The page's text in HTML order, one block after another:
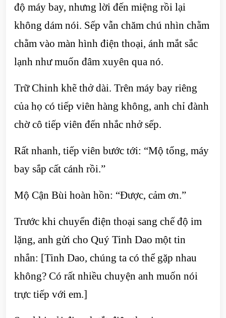
độ máy bay, nhưng lời đến miệng rồi lại
không dám nói. Sếp vẫn chăm chú nhìn chằm
chằm vào màn hình điện thoại, ánh mắt sắc
lạnh như muốn đâm xuyên qua nó.
Trữ Chinh khẽ thở dài. Trên máy bay riêng
của họ có tiếp viên hàng không, anh chỉ đành
chờ cô tiếp viên đến nhắc nhở sếp.
Rất nhanh, tiếp viên bước tới: “Mộ tổng, máy
bay sắp cất cánh rồi.”
Mộ Cận Bùi hoàn hồn: “Được, cảm ơn.”
Trước khi chuyển điện thoại sang chế độ im
lặng, anh gửi cho Quý Tinh Dao một tin
nhắn: [Tinh Dao, chúng ta có thể gặp nhau
không? Có rất nhiều chuyện anh muốn nói
trực tiếp với em.]